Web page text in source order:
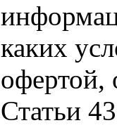
каких
офертой,
Статьи